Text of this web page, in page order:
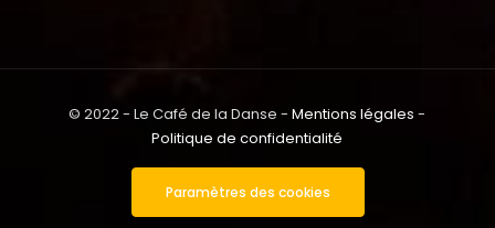
© 2022 - Le Café de la Danse -Mentions légales -
Politique de confidentialité
Paramètres des cookies